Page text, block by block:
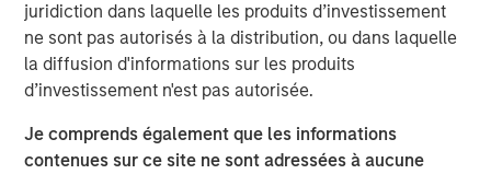
juridiction dans laquelle les produits d’investissement
ne sont pas autorisés à la distribution, ou dans laquelle
la diffusion d'informations sur les produits
d’investissement n'est pas autorisée.
Je comprends également que les informations
contenues sur ce site ne sont adressées à aucune
The Muni Curve Remains Steep from a Historical
Perspective
: As the chart below shows, 20-year AA rated
munis currently have a taxable-equivalent yield
comparable 20-year AA corporate, and substantially
above its own 10-year average.